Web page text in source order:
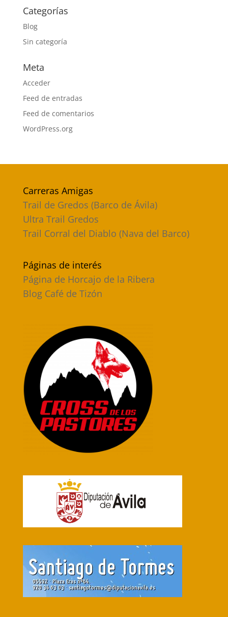
Categorías
Blog
Sin categoría
Meta
Acceder
Feed de entradas
Feed de comentarios
WordPress.org
Carreras Amigas
Trail de Gredos (Barco de Ávila)
Ultra Trail Gredos
Trail Corral del Diablo (Nava del Barco)
Páginas de interés
Página de Horcajo de la Ribera
Blog Café de Tizón